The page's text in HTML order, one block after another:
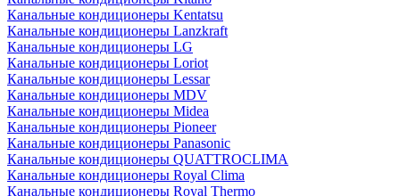
Канальные кондиционеры Kentatsu
Канальные кондиционеры Lanzkraft
Канальные кондиционеры LG
Канальные кондиционеры Loriot
Канальные кондиционеры Lessar
Канальные кондиционеры MDV
Канальные кондиционеры Midea
Канальные кондиционеры Pioneer
Канальные кондиционеры Panasonic
Канальные кондиционеры QUATTROCLIMA
Канальные кондиционеры Royal Clima
Канальные кондиционеры Royal Thermo